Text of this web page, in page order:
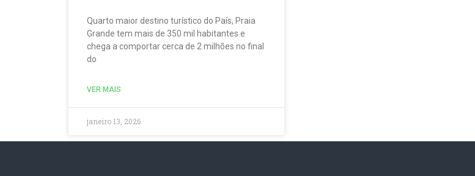
Quarto maior destino turístico do País, Praia
Grande tem mais de 350 mil habitantes e
chega a comportar cerca de 2 milhões no final
do
VER MAIS
janeiro 13, 2026